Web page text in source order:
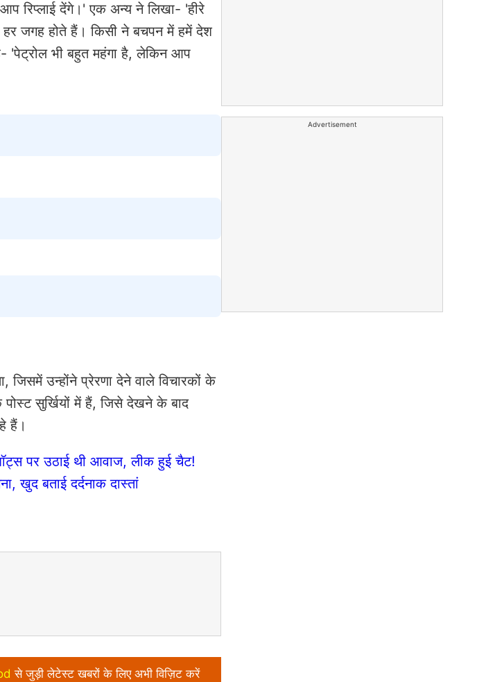
रिप्लाई देंगे।' एक अन्य ने लिखा- 'हीरे
हर जगह होते हैं। किसी ने बचपन में हमें देश
'पेट्रोल भी बहुत महंगा है, लेकिन आप
उन्होंने प्रेरणा देने वाले विचारकों के
पोस्ट सुर्खियों में हैं, जिसे देखने के बाद
हैं।
पर उठाई थी आवाज, लीक हुई चैट!
खुद बताई दर्दनाक दास्तां
से जुड़ी लेटेस्ट खबरों के लिए अभी विज़िट करें
Advertisement